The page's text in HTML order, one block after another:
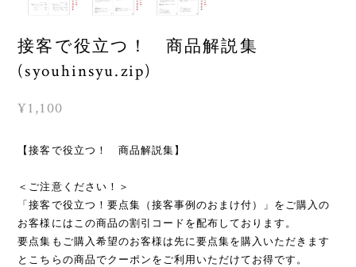
接客で役立つ！ 商品解説集
(syouhinsyu.zip)
¥1,100
【接客で役立つ！ 商品解説集】
＜ご注意ください！＞
「接客で役立つ！要点集（接客事例のおまけ付）」をご購入の
お客様にはこの商品の割引コードを配布しております。
要点集もご購入希望のお客様は先に要点集を購入いただきます
とこちらの商品でクーポンをご利用いただけてお得です。